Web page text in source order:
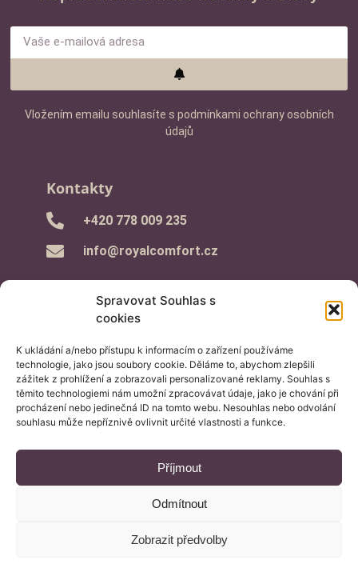
Spravovat Souhlas s
cookies
K ukládání a/nebo přístupu k informacím o zařízení používáme
technologie, jako jsou soubory cookie. Děláme to, abychom zlepšili
zážitek z prohlížení a zobrazovali personalizované reklamy. Souhlas s
těmito technologiemi nám umožní zpracovávat údaje, jako je chování při
procházení nebo jedinečná ID na tomto webu. Nesouhlas nebo odvolání
souhlasu může nepříznivě ovlivnit určité vlastnosti a funkce.
Příjmout
Odmítnout
Zobrazit předvolby
Vložením emailu souhlasíte s podmínkami ochrany osobních
údajů
Kontakty
‭+420 778 009 235‬
info@royalcomfort.cz
Informace pro Vás
– Průvodce nákupem
– Obchodní podmínky
– Reklamační řád
– GDPR a cookies
Zásady cookies (EU)